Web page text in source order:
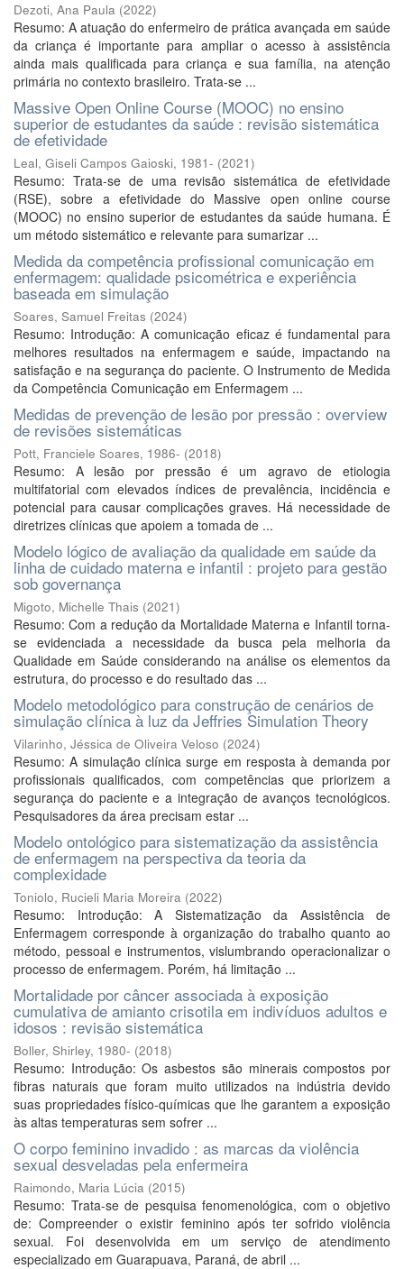
Dezoti, Ana Paula (2022)
Resumo: A atuação do enfermeiro de prática avançada em saúde
da criança é importante para ampliar o acesso à assistência
ainda mais qualificada para criança e sua família, na atenção
primária no contexto brasileiro. Trata-se ...
Massive Open Online Course (MOOC) no ensino
superior de estudantes da saúde : revisão sistemática
de efetividade
Leal, Giseli Campos Gaioski, 1981- (2021)
Resumo: Trata-se de uma revisão sistemática de efetividade
(RSE), sobre a efetividade do Massive open online course
(MOOC) no ensino superior de estudantes da saúde humana. É
um método sistemático e relevante para sumarizar ...
Medida da competência profissional comunicação em
enfermagem: qualidade psicométrica e experiência
baseada em simulação
Soares, Samuel Freitas (2024)
Resumo: Introdução: A comunicação eficaz é fundamental para
melhores resultados na enfermagem e saúde, impactando na
satisfação e na segurança do paciente. O Instrumento de Medida
da Competência Comunicação em Enfermagem ...
Medidas de prevenção de lesão por pressão : overview
de revisões sistemáticas
Pott, Franciele Soares, 1986- (2018)
Resumo: A lesão por pressão é um agravo de etiologia
multifatorial com elevados índices de prevalência, incidência e
potencial para causar complicações graves. Há necessidade de
diretrizes clínicas que apoiem a tomada de ...
Modelo lógico de avaliação da qualidade em saúde da
linha de cuidado materna e infantil : projeto para gestão
sob governança
Migoto, Michelle Thais (2021)
Resumo: Com a redução da Mortalidade Materna e Infantil torna-
se evidenciada a necessidade da busca pela melhoria da
Qualidade em Saúde considerando na análise os elementos da
estrutura, do processo e do resultado das ...
Modelo metodológico para construção de cenários de
simulação clínica à luz da Jeffries Simulation Theory
Vilarinho, Jéssica de Oliveira Veloso (2024)
Resumo: A simulação clínica surge em resposta à demanda por
profissionais qualificados, com competências que priorizem a
segurança do paciente e a integração de avanços tecnológicos.
Pesquisadores da área precisam estar ...
Modelo ontológico para sistematização da assistência
de enfermagem na perspectiva da teoria da
complexidade
Toniolo, Rucieli Maria Moreira (2022)
Resumo: Introdução: A Sistematização da Assistência de
Enfermagem corresponde à organização do trabalho quanto ao
método, pessoal e instrumentos, vislumbrando operacionalizar o
processo de enfermagem. Porém, há limitação ...
Mortalidade por câncer associada à exposição
cumulativa de amianto crisotila em indivíduos adultos e
idosos : revisão sistemática
Boller, Shirley, 1980- (2018)
Resumo: Introdução: Os asbestos são minerais compostos por
fibras naturais que foram muito utilizados na indústria devido
suas propriedades físico-químicas que lhe garantem a exposição
às altas temperaturas sem sofrer ...
O corpo feminino invadido : as marcas da violência
sexual desveladas pela enfermeira
Raimondo, Maria Lúcia (2015)
Resumo: Trata-se de pesquisa fenomenológica, com o objetivo
de: Compreender o existir feminino após ter sofrido violência
sexual. Foi desenvolvida em um serviço de atendimento
especializado em Guarapuava, Paraná, de abril ...